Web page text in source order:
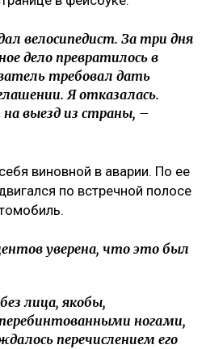
велосипедист. За три дня
дело превратилось в
требовал дать
Я отказалась.
выезд из страны, –
виновной в аварии. По ее
по встречной полосе
уверена, что это был
лица, якобы,
перебинтованными ногами,
перечислением его